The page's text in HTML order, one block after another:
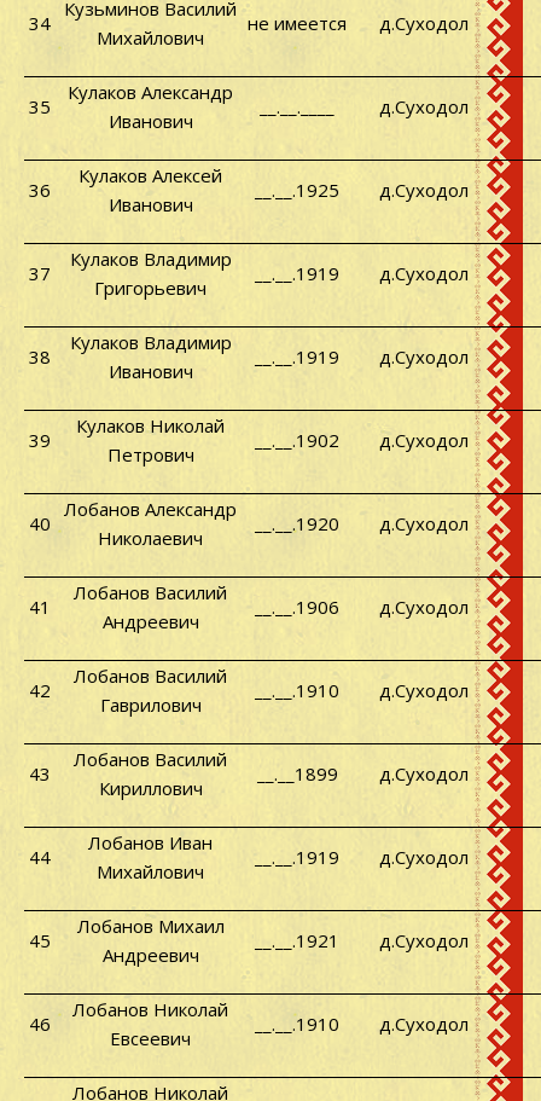
34
Кузьминов Василий
Михайлович
не имеется д.Суходол
35
Кулаков Александр
Иванович
__.__.____ д.Суходол
36
Кулаков Алексей
Иванович
__.__.1925 д.Суходол
37
Кулаков Владимир
Григорьевич
__.__.1919 д.Суходол
38
Кулаков Владимир
Иванович
__.__.1919 д.Суходол
39
Кулаков Николай
Петрович
__.__.1902 д.Суходол
40
Лобанов Александр
Николаевич
__.__.1920 д.Суходол
41
Лобанов Василий
Андреевич
__.__.1906 д.Суходол
42
Лобанов Василий
Гаврилович
__.__.1910 д.Суходол
43
Лобанов Василий
Кириллович
__.__1899 д.Суходол
44
Лобанов Иван
Михайлович
__.__.1919 д.Суходол
45
Лобанов Михаил
Андреевич
__.__.1921 д.Суходол
46
Лобанов Николай
Евсеевич
__.__.1910 д.Суходол
Лобанов Николай